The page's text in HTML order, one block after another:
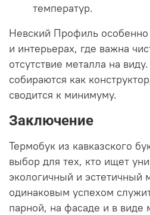
температур.
Невский Профиль особенно
и интерьерах, где важна
отсутствие металла на
собираются как
сводится к минимуму.
Заключение
Термобук из кавказского
выбор для тех, кто ищет
экологичный и эстетичный
одинаковым успехом
парной, на фасаде и в виде